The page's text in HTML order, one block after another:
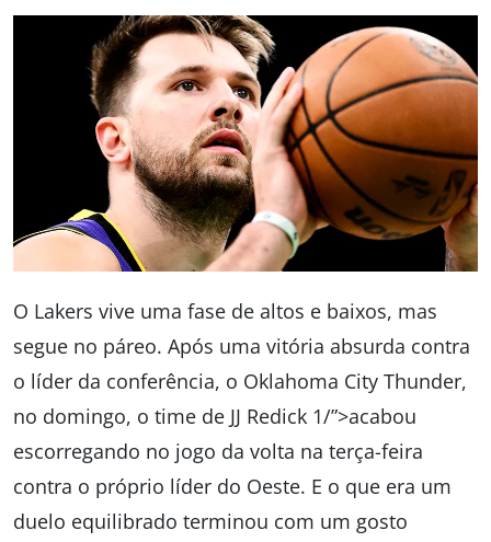
O Lakers vive uma fase de altos e baixos, mas
segue no páreo. Após uma vitória absurda contra
o líder da conferência, o Oklahoma City Thunder,
no domingo, o time de JJ Redick 1/”>acabou
escorregando no jogo da volta na terça-feira
contra o próprio líder do Oeste. E o que era um
duelo equilibrado terminou com um gosto